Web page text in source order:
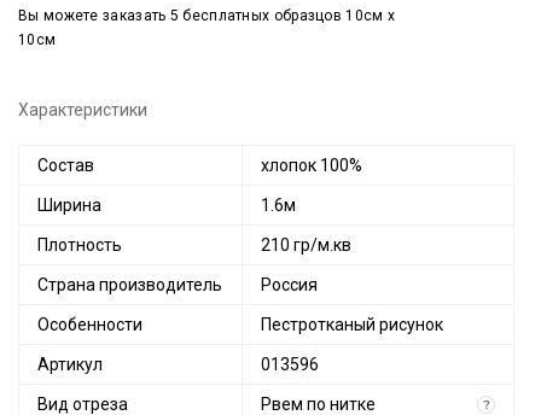
Вы можете заказать 5 бесплатных образцов 10см x
10см
Характеристики
Состав хлопок 100%
Ширина 1.6м
Плотность 210 гр/м.кв
Страна производитель Россия
Особенности Пестротканый рисунок
Артикул 013596
Вид отреза Рвем по нитке ?